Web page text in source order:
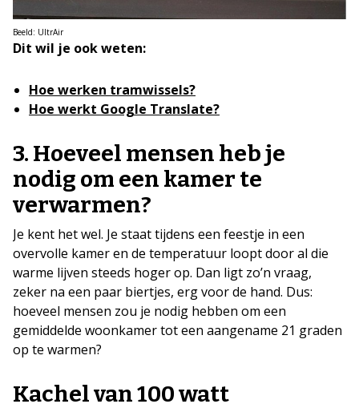
Beeld: UltrAir
Dit wil je ook weten:
Hoe werken tramwissels?
Hoe werkt Google Translate?
3. Hoeveel mensen heb je
nodig om een kamer te
verwarmen?
Je kent het wel. Je staat tijdens een feestje in een
overvolle kamer en de temperatuur loopt door al die
warme lijven steeds hoger op. Dan ligt zo’n vraag,
zeker na een paar biertjes, erg voor de hand. Dus:
hoeveel mensen zou je nodig hebben om een
gemiddelde woonkamer tot een aangename 21 graden
op te warmen?
Kachel van 100 watt